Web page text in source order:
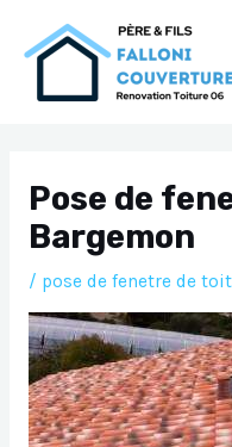
Pose de
Bargemon
/ pose de fenetre de toit